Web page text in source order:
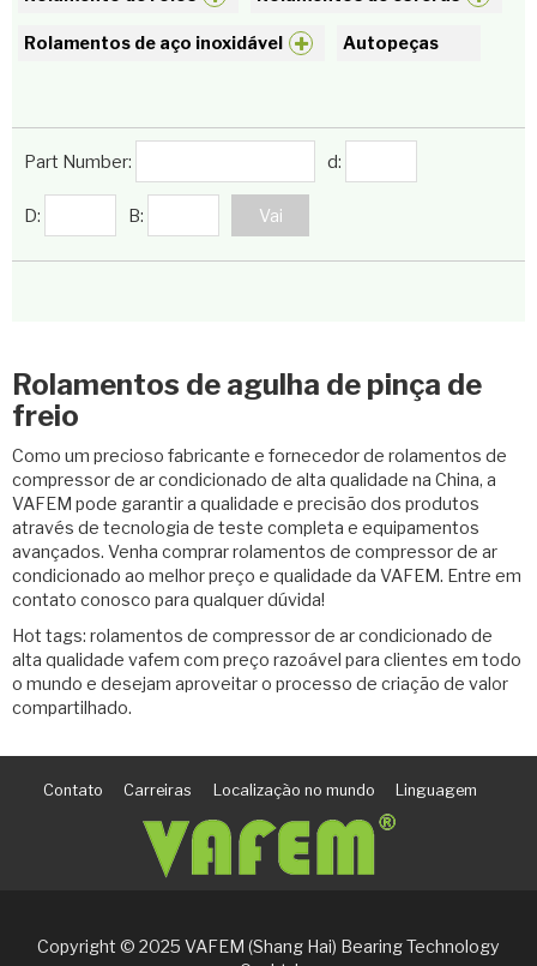
Rolamentos de aço inoxidável Autopeças
Part Number: d:
D: B:
Rolamentos de agulha de pinça de
freio
Como um precioso fabricante e fornecedor de rolamentos de
compressor de ar condicionado de alta qualidade na China, a
VAFEM pode garantir a qualidade e precisão dos produtos
através de tecnologia de teste completa e equipamentos
avançados. Venha comprar rolamentos de compressor de ar
condicionado ao melhor preço e qualidade da VAFEM. Entre em
contato conosco para qualquer dúvida!
Hot tags: rolamentos de compressor de ar condicionado de
alta qualidade vafem com preço razoável para clientes em todo
o mundo e desejam aproveitar o processo de criação de valor
compartilhado.
Contato Carreiras Localização no mundo Linguagem
Copyright © 2025 VAFEM (Shang Hai) Bearing Technology